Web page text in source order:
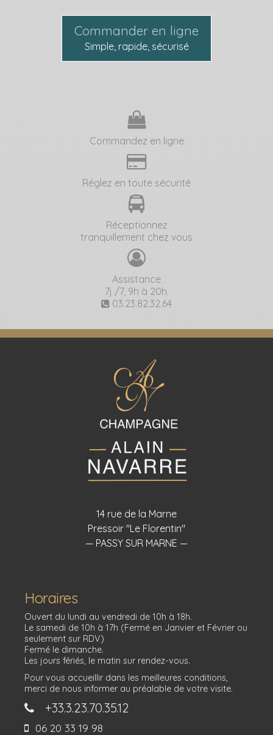
Commander en ligne
Simple, rapide, sécurisé
Commandez en ligne
Réglez en toute sécurité
Réceptionnez
tranquillement chez vous
Assistance
7j /7, 9h à 20h.
03.23.82.32.64
14 rue de la Marne
Pressoir "Le Florentin"
— PASSY SUR MARNE —
Horaires
Ouvert du lundi au vendredi de 10h à 18h.
Le samedi de 10h à 17h (Fermé en Janvier et Février ou
seulement sur RDV)
Fermé le dimanche.
Les jours fériés, le matin sur rendez-vous.
Pour vous accueillir dans les meilleures conditions,
merci de nous informer au préalable de votre visite.
+33.3.23.70.35.12
06 20 33 19 98